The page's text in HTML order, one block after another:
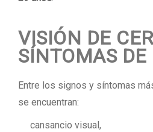
VISIÓN DE
SÍNTOMAS
Entre los signos y síntomas
se encuentran:
cansancio visual,